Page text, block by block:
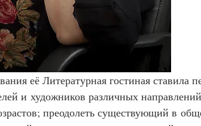
Литературная гостиная ставила
и художников различных
преодолеть существующий в